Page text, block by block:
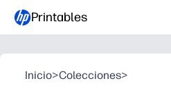
Printables
Inicio>Colecciones>